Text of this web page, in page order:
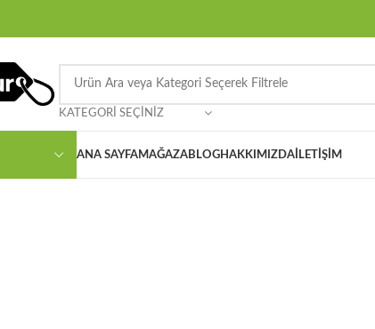
KATEGORI SEÇINIZ
ANA SAYFAMAĞAZABLOGHAKKIMIZDA İLETIŞIM